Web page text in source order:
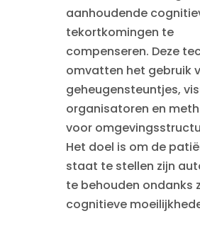
aanhoudende
tekortkomingen te
compenseren. Deze
omvatten het gebruik
geheugensteuntjes,
organisatoren en
voor
Het doel is om de
staat te stellen zijn
te behouden ondanks
cognitieve